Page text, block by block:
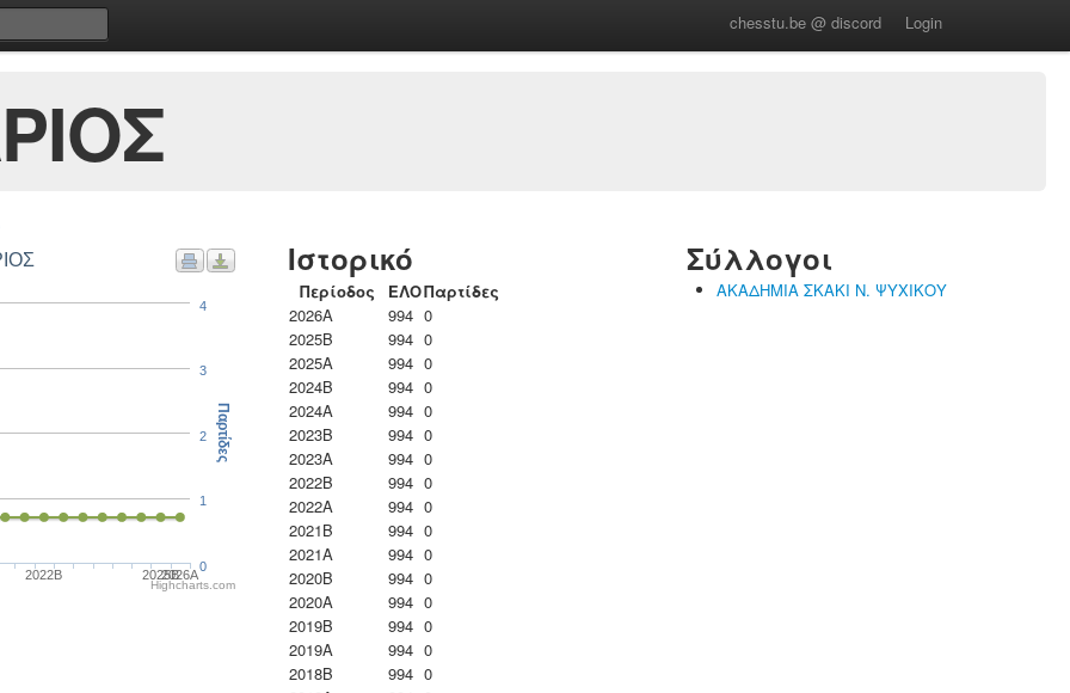
chesstu.be @ discord Login
2022B 2025B2026A
0
1
2
3
4
Παρτίδες
Highcharts.com
Ιστορικό
Περίοδος ΕΛΟΠαρτίδες
2026A
994 0
2025B
994 0
2025A
994 0
2024B
994 0
2024A
994 0
2023B
994 0
2023Α
994 0
2022B
994 0
2022A
994 0
2021B
994 0
2021A
994 0
2020B
994 0
2020A
994 0
2019B
994 0
2019A
994 0
2018B
994 0
Σύλλογοι
ΑΚΑΔΗΜΙΑ ΣΚΑΚΙ Ν. ΨΥΧΙΚΟΥ